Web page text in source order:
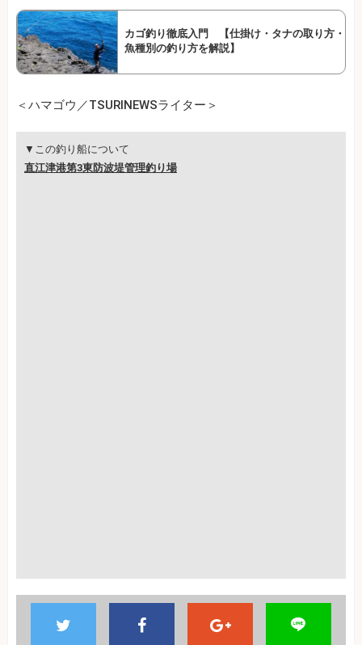
カゴ釣り徹底入門 【仕掛け・タナの取り方・
魚種別の釣り方を解説】
＜ハマゴウ／TSURINEWSライター＞
▼この釣り船について
直江津港第3東防波堤管理釣り場